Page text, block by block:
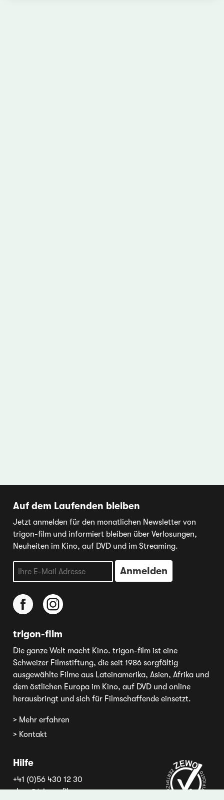
Auf dem Laufenden bleiben
Jetzt anmelden für den monatlichen Newsletter von
trigon-film und informiert bleiben über Verlosungen,
Neuheiten im Kino, auf DVD und im Streaming.
trigon-film
Die ganze Welt macht Kino. trigon-film ist eine
Schweizer Filmstiftung, die seit 1986 sorgfältig
ausgewählte Filme aus Lateinamerika, Asien, Afrika und
dem östlichen Europa im Kino, auf DVD und online
herausbringt und sich für Filmschaffende einsetzt.
> Mehr erfahren
> Kontakt
Hilfe
+41 (0)56 430 12 30
shop@trigon-film.org